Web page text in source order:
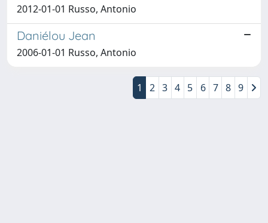
2012-01-01 Russo, Antonio
Daniélou Jean
2006-01-01 Russo, Antonio
1 2 3 4 5 6 7 8 9